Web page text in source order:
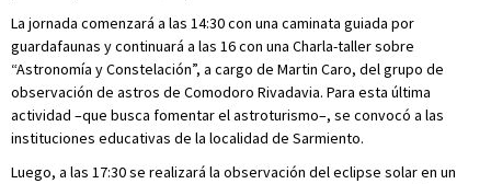
La jornada comenzará a las 14:30 con una caminata guiada por
guardafaunas y continuará a las 16 con una Charla-taller sobre
“Astronomía y Constelación”, a cargo de Martin Caro, del grupo de
observación de astros de Comodoro Rivadavia. Para esta última
actividad –que busca fomentar el astroturismo–, se convocó a las
instituciones educativas de la localidad de Sarmiento.
Luego, a las 17:30 se realizará la observación del eclipse solar en un